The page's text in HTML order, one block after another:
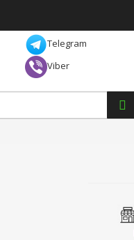
Telegram
Viber